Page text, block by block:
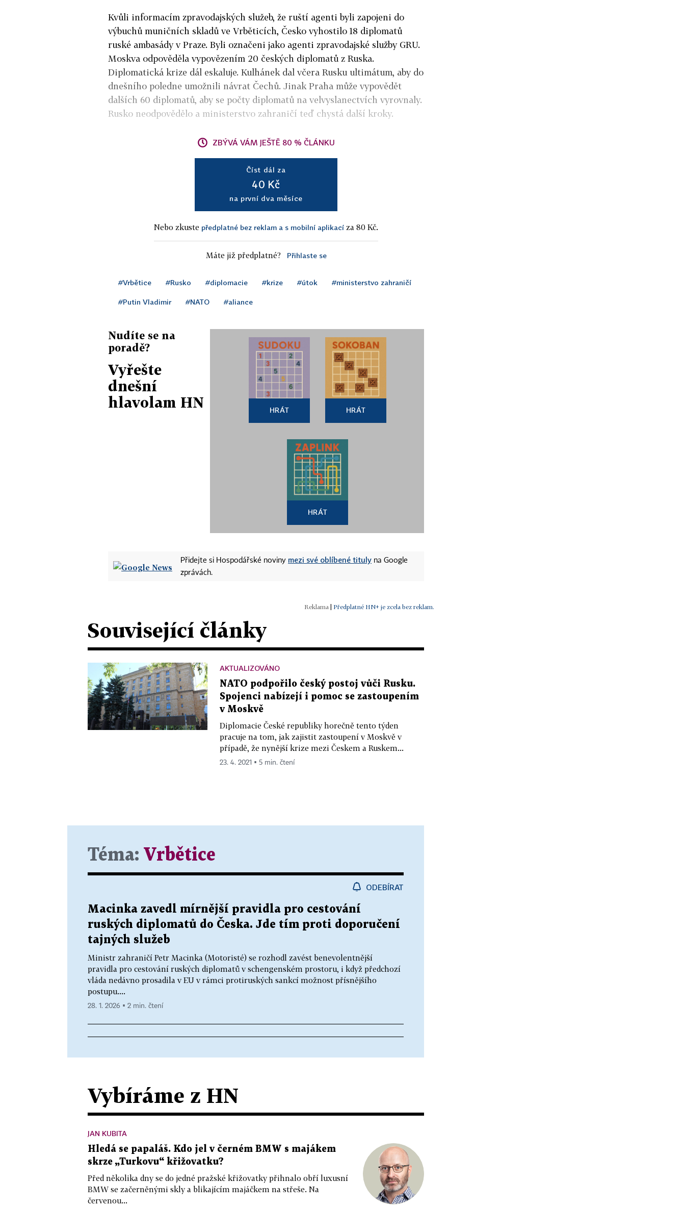
Kvůli informacím zpravodajských služeb, že ruští agenti byli zapojeni do
výbuchů muničních skladů ve Vrběticích, Česko vyhostilo 18 diplomatů
ruské ambasády v Praze. Byli označeni jako agenti zpravodajské služby GRU.
Moskva odpověděla vypovězením 20 českých diplomatů z Ruska.
Diplomatická krize dál eskaluje. Kulhánek dal včera Rusku ultimátum, aby do
dnešního poledne umožnili návrat Čechů. Jinak Praha může vypovědět
dalších 60 diplomatů, aby se počty diplomatů na velvyslanectvích vyrovnaly.
Rusko neodpovědělo a ministerstvo zahraničí teď chystá další kroky.
ZBÝVÁ VÁM JEŠTĚ 80 % ČLÁNKU
Číst dál za
40 Kč
na první dva měsíce
Nebo zkuste předplatné bez reklam a s mobilní aplikací za 80 Kč.
Máte již předplatné? Přihlaste se
#Vrbětice #Rusko #diplomacie #krize #útok #ministerstvo zahraničí
#Putin Vladimir #NATO #aliance
Nudíte se na
poradě?
Vyřešte
dnešní
hlavolam HN
HRÁT HRÁT
HRÁT
Přidejte si Hospodářské noviny mezi své oblíbené tituly na Google
zprávách.
| Předplatné HN+ je zcela bez reklam.
Související články
AKTUALIZOVÁNO
NATO podpořilo český postoj vůči Rusku.
Spojenci nabízejí i pomoc se zastoupením
v Moskvě
Diplomacie České republiky horečně tento týden
pracuje na tom, jak zajistit zastoupení v Moskvě v
případě, že nynější krize mezi Českem a Ruskem...
23. 4. 2021 ▪ 5 min. čtení
Téma: Vrbětice
ODEBÍRAT
Macinka zavedl mírnější pravidla pro cestování
ruských diplomatů do Česka. Jde tím proti doporučení
tajných služeb
Ministr zahraničí Petr Macinka (Motoristé) se rozhodl zavést benevolentnější
pravidla pro cestování ruských diplomatů v schengenském prostoru, i když předchozí
vláda nedávno prosadila v EU v rámci protiruských sankcí možnost přísnějšího
postupu....
28. 1. 2026 ▪ 2 min. čtení
Vybíráme z HN
JAN KUBITA
Hledá se papaláš. Kdo jel v černém BMW s majákem
skrze „Turkovu“ křižovatku?
Před několika dny se do jedné pražské křižovatky přihnalo obří luxusní
BMW se začerněnými skly a blikajícím majáčkem na střeše. Na
červenou...